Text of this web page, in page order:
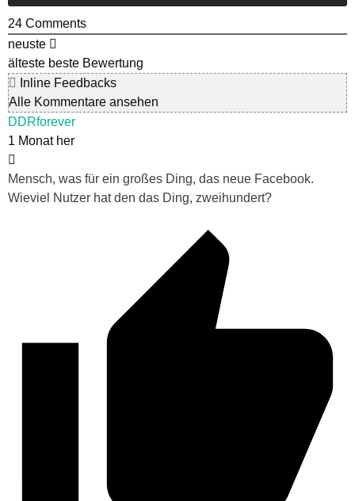
24 Comments
neuste
älteste beste Bewertung
Inline Feedbacks
Alle Kommentare ansehen
DDRforever
1 Monat her
Mensch, was für ein großes Ding, das neue Facebook.
Wieviel Nutzer hat den das Ding, zweihundert?